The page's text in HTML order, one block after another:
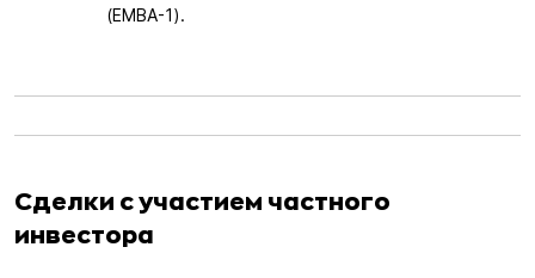
(EMBA-1).
Сделки с участием частного
инвестора